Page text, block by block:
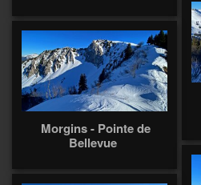
Morgins - Pointe de
Bellevue